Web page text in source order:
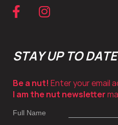
STAY UP TO
Be a nut! Enter your email
I am the nut newsletter
Full Name